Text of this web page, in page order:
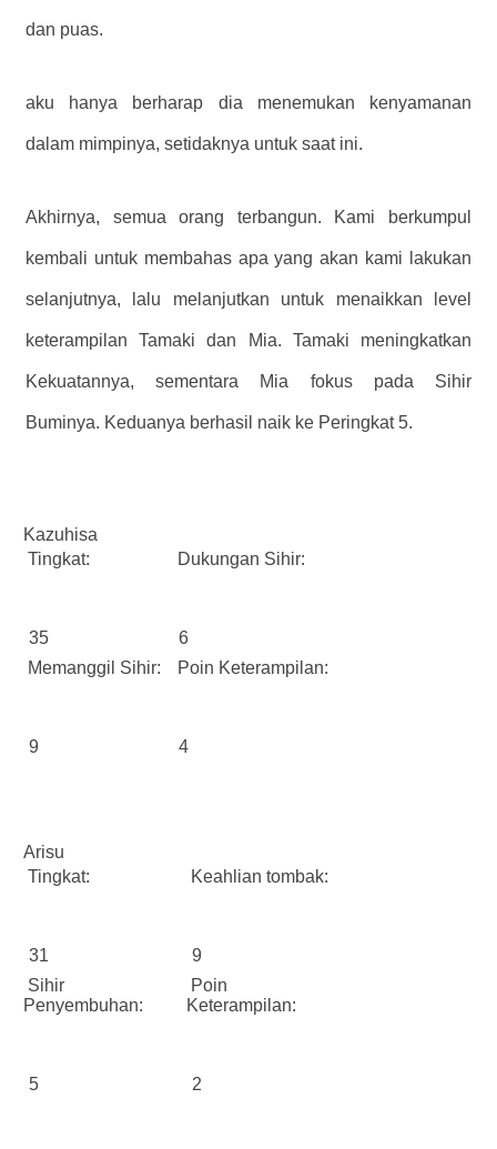
dan puas.
aku hanya berharap dia menemukan kenyamanan
dalam mimpinya, setidaknya untuk saat ini.
Akhirnya, semua orang terbangun. Kami berkumpul
kembali untuk membahas apa yang akan kami lakukan
selanjutnya, lalu melanjutkan untuk menaikkan level
keterampilan Tamaki dan Mia. Tamaki meningkatkan
Kekuatannya, sementara Mia fokus pada Sihir
Buminya. Keduanya berhasil naik ke Peringkat 5.
Kazuhisa
Tingkat:
35
Dukungan Sihir:
6
Memanggil Sihir:
9
Poin Keterampilan:
4
Arisu
Tingkat:
31
Keahlian tombak:
9
Sihir
Penyembuhan:
5
Poin
Keterampilan:
2